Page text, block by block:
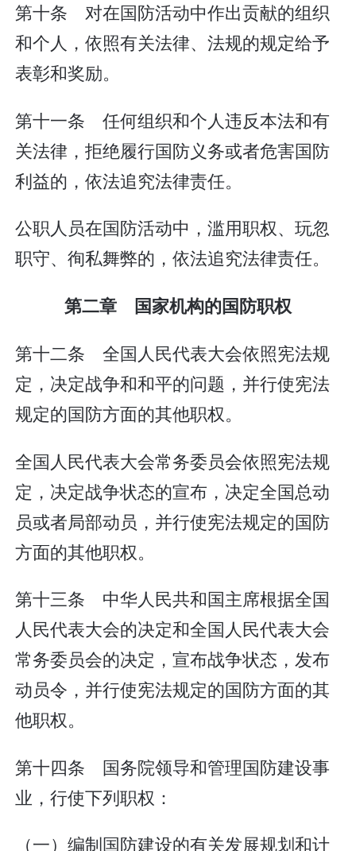
第十条 对在国防活动中作出贡献的组织
和个人，依照有关法律、法规的规定给予
表彰和奖励。
第十一条 任何组织和个人违反本法和有
关法律，拒绝履行国防义务或者危害国防
利益的，依法追究法律责任。
公职人员在国防活动中，滥用职权、玩忽
职守、徇私舞弊的，依法追究法律责任。
第二章 国家机构的国防职权
第十二条 全国人民代表大会依照宪法规
定，决定战争和和平的问题，并行使宪法
规定的国防方面的其他职权。
全国人民代表大会常务委员会依照宪法规
定，决定战争状态的宣布，决定全国总动
员或者局部动员，并行使宪法规定的国防
方面的其他职权。
第十三条 中华人民共和国主席根据全国
人民代表大会的决定和全国人民代表大会
常务委员会的决定，宣布战争状态，发布
动员令，并行使宪法规定的国防方面的其
他职权。
第十四条 国务院领导和管理国防建设事
业，行使下列职权：
（一）编制国防建设的有关发展规划和计